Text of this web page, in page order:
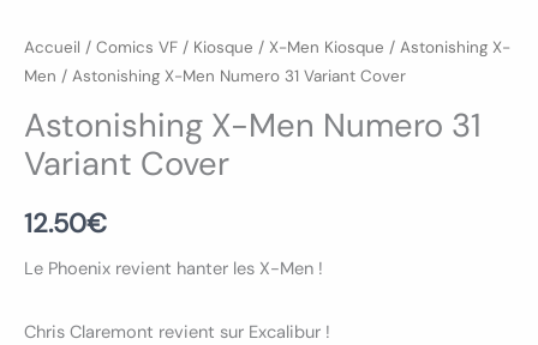
Accueil / Comics VF / Kiosque / X-Men Kiosque / Astonishing X-
Men / Astonishing X-Men Numero 31 Variant Cover
Astonishing X-Men Numero 31
Variant Cover
12.50€
Le Phoenix revient hanter les X-Men !
Chris Claremont revient sur Excalibur !